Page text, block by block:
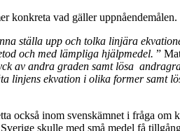
konkreta vad gäller uppnåendemålen.
ställa upp och tolka linjära
och med lämpliga hjälpmedel. ”
av andra graden samt lösa
linjens ekvation i olika former samt
också inom svenskämnet i fråga om
skulle med små medel få